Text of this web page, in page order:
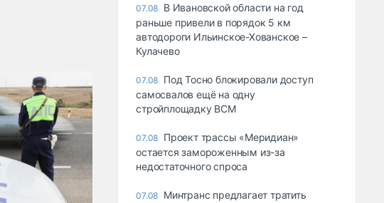
07.08 В Ивановской области на год
раньше привели в порядок 5 км
автодороги Ильинское-Хованское –
Кулачево
07.08 Под Тосно блокировали доступ
самосвалов ещё на одну
стройплощадку ВСМ
07.08 Проект трассы «Меридиан»
остается замороженным из-за
недостаточного спроса
07.08 Минтранс предлагает тратить